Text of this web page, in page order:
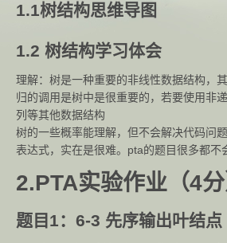
1.1树结构思维导图
1.2 树结构学习体会
理解：树是一种重要的非线性数据结构，
归的调用是树中是很重要的，若要使用非
列等其他数据结构
树的一些概率能理解，但不会解决代码问
表达式，实在是很难。pta的题目很多都不
2.PTA实验作业（4分
题目1：6-3 先序输出叶结点